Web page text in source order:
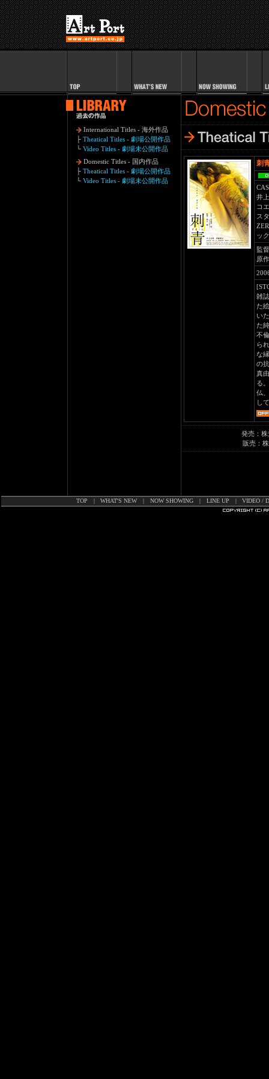
International Titles - 海外作品
├ Theatical Titles - 劇場公開作品
└ Video Titles - 劇場未公開作品
Domestic Titles - 国内作品
├ Theatical Titles - 劇場公開作品
└ Video Titles - 劇場未公開作品
刺
井
コ
ス
ッ
監
原
雑
た
い
た
不
ら
な
の
真
る
仏
し
発売：
販売：
TOP WHAT'S NEW| NOW SHOWING| LINE UP VIDEO /